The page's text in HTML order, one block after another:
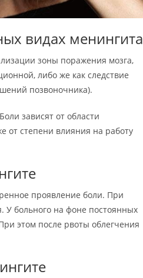
видах менингита
зоны поражения мозга,
либо же как следствие
позвоночника).
зависят от области
от степени влияния на работу
проявление боли. При
больного на фоне постоянных
этом после рвоты облегчения